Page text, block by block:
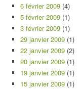
6 février 2009 (4)
5 février 2009 (1)
3 février 2009 (1)
29 janvier 2009 (1)
22 janvier 2009 (2)
20 janvier 2009 (1)
19 janvier 2009 (1)
15 janvier 2009 (1)